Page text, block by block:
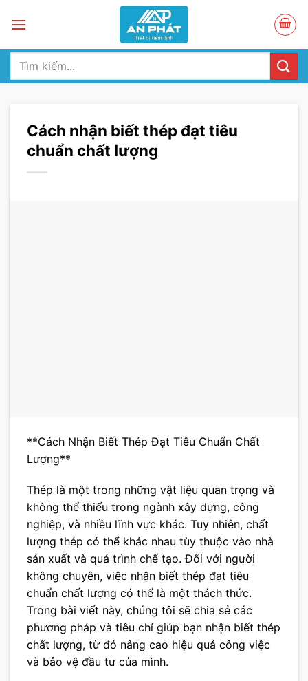
Tìm
Cách nhận biết thép đạt tiêu
chuẩn chất lượng
**Cách Nhận Biết Thép Đạt Tiêu Chuẩn Chất
Lượng**
Thép là một trong những vật liệu quan trọng và
không thể thiếu trong ngành xây dựng, công
nghiệp, và nhiều lĩnh vực khác. Tuy nhiên, chất
lượng thép có thể khác nhau tùy thuộc vào nhà
sản xuất và quá trình chế tạo. Đối với người
không chuyên, việc nhận biết thép đạt tiêu
chuẩn chất lượng có thể là một thách thức.
Trong bài viết này, chúng tôi sẽ chia sẻ các
phương pháp và tiêu chí giúp bạn nhận biết thép
chất lượng, từ đó nâng cao hiệu quả công việc
và bảo vệ đầu tư của mình.